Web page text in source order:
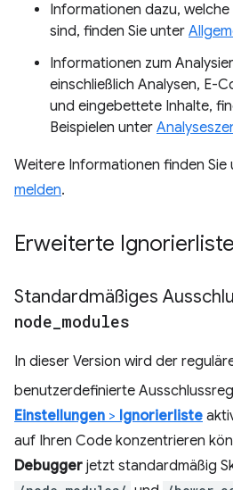
Informationen dazu,
sind, finden Sie unter
Informationen zum
einschließlich Analysen, E-
und eingebettete Inhalte,
Beispielen unter
Weitere Informationen finden Sie
melden.
Erweiterte Ignorierliste
Standardmäßiges
node modules
In dieser Version wird der
benutzerdefinierte
Einstellungen > Ignorierliste
auf Ihren Code konzentrieren
Debugger jetzt standardmäßig